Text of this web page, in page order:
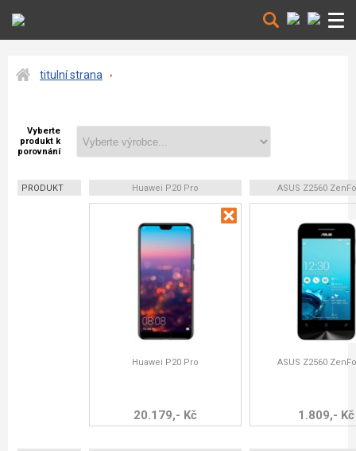
titulní strana
Vyberte
produkt k
porovnání
PRODUKT Huawei P20 Pro ASUS Z2560
Huawei P20 Pro
20.179,- Kč
ASUS Z2560
1.809,- Kč